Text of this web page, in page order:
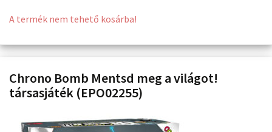
A termék nem tehető kosárba!
Chrono Bomb Mentsd meg a világot!
társasjáték (EPO02255)